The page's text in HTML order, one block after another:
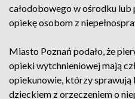
całodobowego w ośrodku
opiekę osobom z
Miasto Poznań podało, że
opieki wytchnieniowej mają
opiekunowie, którzy sprawują
dzieckiem z orzeczeniem o